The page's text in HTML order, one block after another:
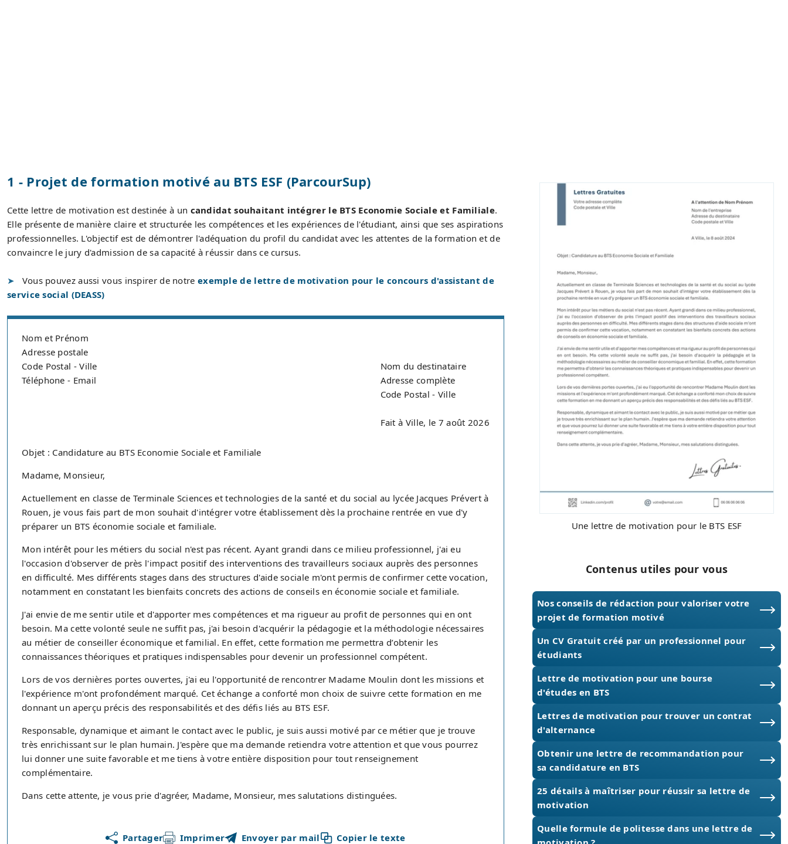
1 - Projet de formation motivé au BTS ESF (ParcourSup)
Cette lettre de motivation est destinée à un candidat souhaitant intégrer le BTS Economie Sociale et Familiale.
Elle présente de manière claire et structurée les compétences et les expériences de l'étudiant, ainsi que ses aspirations
professionnelles. L'objectif est de démontrer l'adéquation du profil du candidat avec les attentes de la formation et de
convaincre le jury d'admission de sa capacité à réussir dans ce cursus.
Vous pouvez aussi vous inspirer de notre exemple de lettre de motivation pour le concours d'assistant de
service social (DEASS)
Nom et Prénom
Adresse postale
Code Postal - Ville
Téléphone - Email
Nom du destinataire
Adresse complète
Code Postal - Ville
Fait à Ville, le 7 août 2026
Objet : Candidature au BTS Economie Sociale et Familiale
Madame, Monsieur,
Actuellement en classe de Terminale Sciences et technologies de la santé et du social au lycée Jacques Prévert à
Rouen, je vous fais part de mon souhait d'intégrer votre établissement dès la prochaine rentrée en vue d'y
préparer un BTS économie sociale et familiale.
Mon intérêt pour les métiers du social n'est pas récent. Ayant grandi dans ce milieu professionnel, j'ai eu
l'occasion d'observer de près l'impact positif des interventions des travailleurs sociaux auprès des personnes
en difficulté. Mes différents stages dans des structures d'aide sociale m'ont permis de confirmer cette vocation,
notamment en constatant les bienfaits concrets des actions de conseils en économie sociale et familiale.
J'ai envie de me sentir utile et d'apporter mes compétences et ma rigueur au profit de personnes qui en ont
besoin. Ma cette volonté seule ne suffit pas, j'ai besoin d'acquérir la pédagogie et la méthodologie nécessaires
au métier de conseiller économique et familial. En effet, cette formation me permettra d’obtenir les
connaissances théoriques et pratiques indispensables pour devenir un professionnel compétent.
Lors de vos dernières portes ouvertes, j'ai eu l'opportunité de rencontrer Madame Moulin dont les missions et
l'expérience m'ont profondément marqué. Cet échange a conforté mon choix de suivre cette formation en me
donnant un aperçu précis des responsabilités et des défis liés au BTS ESF.
Responsable, dynamique et aimant le contact avec le public, je suis aussi motivé par ce métier que je trouve
très enrichissant sur le plan humain. J'espère que ma demande retiendra votre attention et que vous pourrez
lui donner une suite favorable et me tiens à votre entière disposition pour tout renseignement
complémentaire.
Dans cette attente, je vous prie d'agréer, Madame, Monsieur, mes salutations distinguées.
Partager Imprimer Envoyer par mail Copier le texte
Une lettre de motivation pour le BTS ESF
Contenus utiles pour vous
Nos conseils de rédaction pour valoriser votre
projet de formation motivé
Un CV Gratuit créé par un professionnel pour
étudiants
Lettre de motivation pour une bourse
d'études en BTS
Lettres de motivation pour trouver un contrat
d'alternance
Obtenir une lettre de recommandation pour
sa candidature en BTS
25 détails à maîtriser pour réussir sa lettre de
motivation
Quelle formule de politesse dans une lettre de